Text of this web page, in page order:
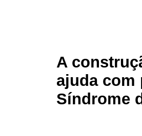
A
ajuda com
Síndrome